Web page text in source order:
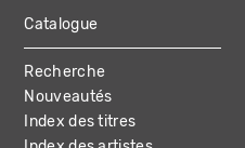
MAIN
NAVIGATION
Catalogue
Recherche
Nouveautés
Index des titres